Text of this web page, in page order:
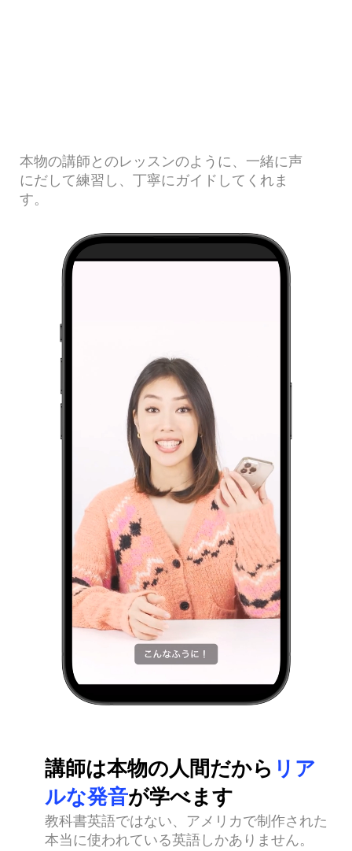
本物の講師とのレッスンのように、一緒に声
にだして練習し、丁寧にガイドしてくれま
す。
講師は本物の人間だから リア
ルな発音が学べます
教科書英語ではない、アメリカで制作された
本当に使われている英語しかありません。